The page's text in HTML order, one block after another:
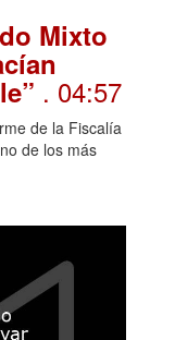
Mixto
. 04:57
de la Fiscalía
de los más